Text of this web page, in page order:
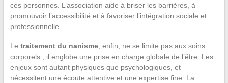
ces personnes. L’association aide à briser les barrières, à
promouvoir l’accessibilité et à favoriser l’intégration sociale et
professionnelle.
Le traitement du nanisme, enfin, ne se limite pas aux soins
corporels ; il englobe une prise en charge globale de l’être. Les
enjeux sont autant physiques que psychologiques, et
nécessitent une écoute attentive et une expertise fine. La